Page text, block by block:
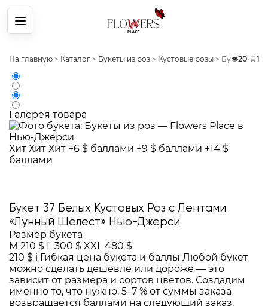
Меню
На главную > Каталог > Букеты из роз > Кустовые розы > Букет 37
👁️20• 🛒1
Галерея товара
Хит Хит Хит +6 $ баллами +9 $ баллами +14 $
баллами
Букет 37 Белых Кустовых Роз с Лентами
«Лунный Шелест» Нью-Джерси
Размер букета
M 210 $ L 300 $ XXL 480 $
210 $ i Гибкая цена букета и баллы Любой букет
можно сделать дешевле или дороже — это
зависит от размера и сортов цветов. Создадим
именно то, что нужно. 5–7 % от суммы заказа
возвращается баллами на следующий заказ.